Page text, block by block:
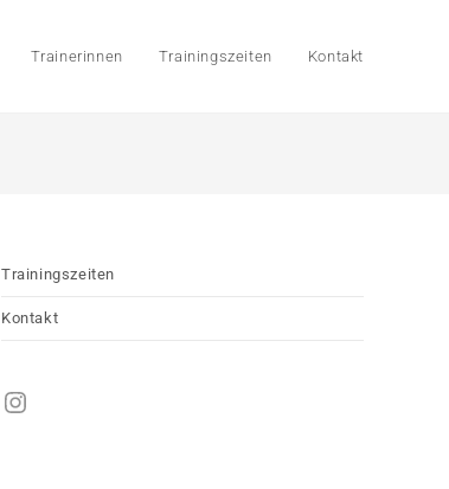
Trainerinnen Trainingszeiten Kontakt
Trainingszeiten
Kontakt
Instagram